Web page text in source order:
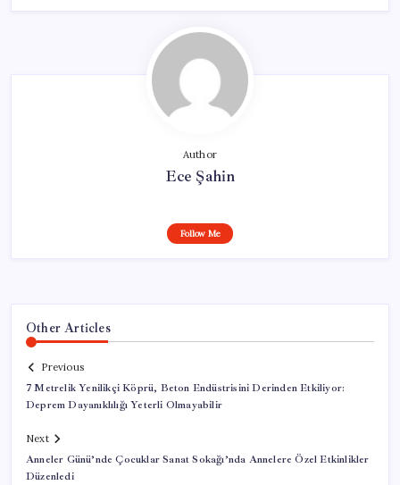
Author
Ece Şahin
Follow Me
Other Articles
Previous
7 Metrelik Yenilikçi Köprü, Beton Endüstrisini Derinden Etkiliyor:
Deprem Dayanıklılığı Yeterli Olmayabilir
Next
Anneler Günü’nde Çocuklar Sanat Sokağı’nda Annelere Özel Etkinlikler
Düzenledi